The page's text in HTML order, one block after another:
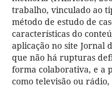
trabalho, vinculado ao
método de estudo de
características do
aplicação no site Jornal
que não há rupturas
forma colaborativa, e a
como televisão ou